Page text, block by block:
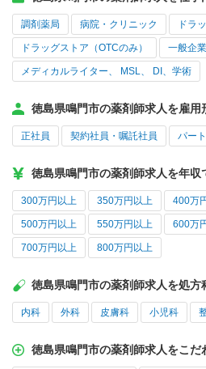
調剤薬局 病院・クリニック ドラ
ドラッグストア（OTCのみ） 一般企業
メディカルライター、 MSL、 DI、学術
徳島県鳴門市の薬剤師求人を雇用
正社員 契約社員・嘱託社員 パー
徳島県鳴門市の薬剤師求人を年収
300万円以上 350万円以上 400万
500万円以上 550万円以上 600万
700万円以上 800万円以上
徳島県鳴門市の薬剤師求人を処方
内科 外科 皮膚科 小児科
徳島県鳴門市の薬剤師求人をこだ